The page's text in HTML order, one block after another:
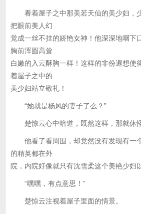
看着屋子之中那美若天仙的美少妇，
把眼前美人幻
觉成一丝不挂的娇艳女神！他深深地咽下
胸前浑圆高耸
白嫩的入云酥胸一样！这样的非份遐想使
着屋子之中的
美少妇站立敬礼！
“她就是杨风的妻子了么？”
楚惊云心中暗道，既然这样，那就休怪
他看了看周围，却竟然没有发现有一
的精英都在外
院，内院好像就只有沈雪柔这个美艳少妇
“嘿嘿，有点意思！”
楚惊云注视着屋子里面的情景。